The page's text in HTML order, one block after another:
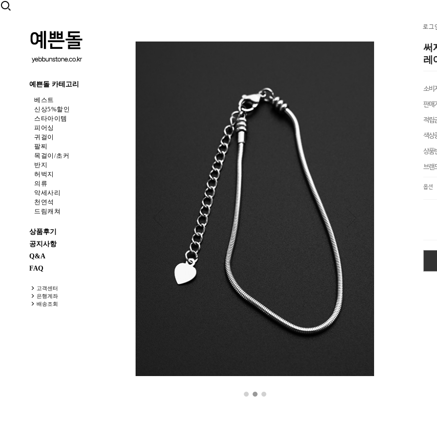
로그
예쁜돌 카테고리
베스트
신상5%할인
스타아이템
피어싱
귀걸이
팔찌
목걸이/초커
반지
허벅지
의류
악세사리
천연석
드림캐쳐
상품후기
공지사항
Q&A
FAQ
고객센터
은행계좌
배송조회
써
레
소비
판매
적립
색상
상품
브랜
옵션